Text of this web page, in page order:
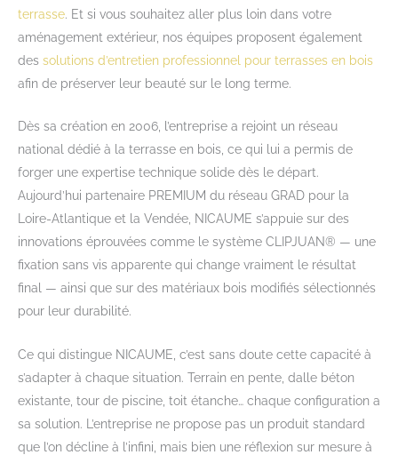
terrasse. Et si vous souhaitez aller plus loin dans votre
aménagement extérieur, nos équipes proposent également
des solutions d’entretien professionnel pour terrasses en bois
afin de préserver leur beauté sur le long terme.
Dès sa création en 2006, l’entreprise a rejoint un réseau
national dédié à la terrasse en bois, ce qui lui a permis de
forger une expertise technique solide dès le départ.
Aujourd’hui partenaire PREMIUM du réseau GRAD pour la
Loire-Atlantique et la Vendée, NICAUME s’appuie sur des
innovations éprouvées comme le système CLIPJUAN® — une
fixation sans vis apparente qui change vraiment le résultat
final — ainsi que sur des matériaux bois modifiés sélectionnés
pour leur durabilité.
Ce qui distingue NICAUME, c’est sans doute cette capacité à
s’adapter à chaque situation. Terrain en pente, dalle béton
existante, tour de piscine, toit étanche… chaque configuration a
sa solution. L’entreprise ne propose pas un produit standard
que l’on décline à l’infini, mais bien une réflexion sur mesure à